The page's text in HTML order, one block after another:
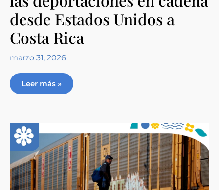
desde Estados Unidos a
Costa Rica
marzo 31, 2026
Leer más »